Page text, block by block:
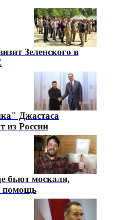
Зеленского в
Джастаса
из России
бьют москаля,
помощь